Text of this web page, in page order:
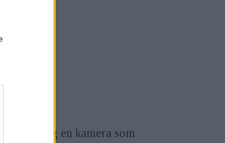
med mig en kamera som